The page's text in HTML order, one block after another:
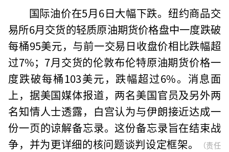
国际油价在5月6日大幅下跌。纽约商品交
易所6月交货的轻质原油期货价格盘中一度跌破
每桶95美元，与前一交易日收盘价相比跌幅超
过7%；7月交货的伦敦布伦特原油期货价格一
度跌破每桶103美元，跌幅超过6%。消息面
上，据美国媒体报道，两名美国官员及另外两
名知情人士透露，白宫认为与伊朗接近达成一
份一页的谅解备忘录。这份备忘录旨在结束战
争，并为更详细的核问题谈判设定框架。
（责任